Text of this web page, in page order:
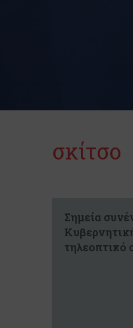
σκίτσο
Σημεία
τηλεοπτικό